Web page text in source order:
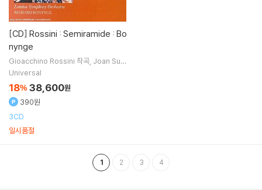
[CD] Rossini : Semiramide : Bo
nynge
Gioacchino Rossini 작곡 Joan Suth
erland Marilyn Horne
Universal
18% 38,600원
390원
3CD
일시품절
1 2 3 4